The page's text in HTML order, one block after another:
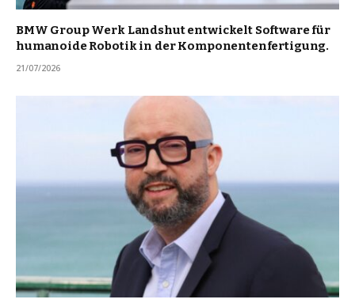
BMW Group Werk Landshut entwickelt Software für
humanoide Robotik in der Komponentenfertigung.
21/07/2026